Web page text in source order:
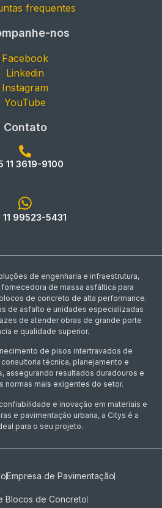
frequentes
nos
Facebook
Linkedin
Instagram
YouTube
Contato
11 3619-9100
11 99523-5431
de engenharia e infraestrutura,
de massa asfáltica para
de concreto de alta performance.
de asfalto e unidades especializadas
de atender obras de grande porte
e qualidade superior.
de pisos intertravados de
técnica, planejamento e
assegurando resultados duradouros e
normas mais exigentes do setor.
e inovação em materiais e
e pavimentação urbana, a Citys é a
para o seu projeto.
Empresa de Pavimentação
Blocos de Concreto